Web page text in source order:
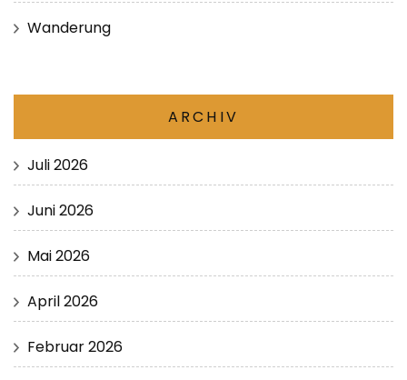
Wanderung
ARCHIV
Juli 2026
Juni 2026
Mai 2026
April 2026
Februar 2026